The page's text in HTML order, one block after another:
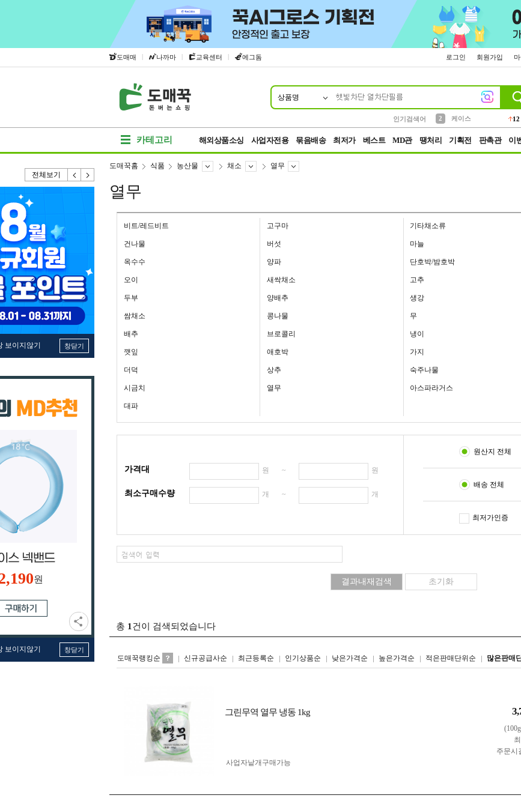
도매매 | 나까마 | 교육센터 | 에그돔 로그인 회원가입
상품명
인기검색어
2
케이스
12
카테고리 해외상품소싱 사업자전용 묶음배송 최저가 베스트 MD관 땡처리 기획전 판촉관 이
전체보기
보이지않기 창닫기
원
보이지않기 창닫기
도매꾹홈 식품 농산물 채소 열무
열무
비트/레드비트 고구마 기타채소류
건나물 버섯 마늘
옥수수 양파 단호박/밤호박
오이 새싹채소 고추
두부 양배추 생강
쌈채소 콩나물 무
배추 브로콜리 냉이
깻잎 애호박 가지
더덕 상추 숙주나물
시금치 열무 아스파라거스
대파
가격대 원 ~ 원
최소구매수량 개 ~ 개
원산지 전체
배송 전체
최저가인증
총 1 건이 검색되었습니다
도매꾹랭킹순 신규공급사순 최근등록순 인기상품순 낮은가격순 높은가격순 적은판매단위순 많은판매
리스트형갤러리형
그린무역 열무 냉동 1kg
주문시
사업자 낱개구매가능